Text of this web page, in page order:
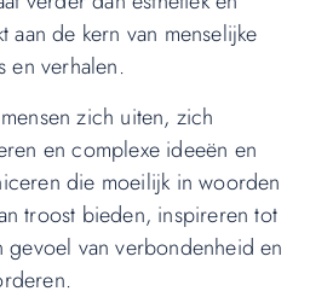
aan de kern van menselijke
en verhalen.
zich uiten, zich
en complexe ideeën en
die moeilijk in woorden
troost bieden, inspireren tot
gevoel van verbondenheid en